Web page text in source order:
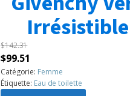
Irrésistible
$142.31
Le
prix
initial
$99.51
prix
actuel
Catégorie: Femme
Étiquette: Eau de toilette